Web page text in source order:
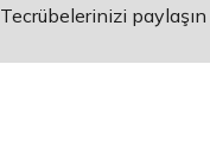
Tecrübelerinizi